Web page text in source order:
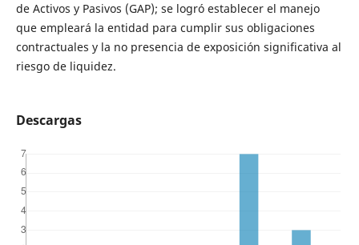
de Activos y Pasivos (GAP); se logró establecer el manejo
que empleará la entidad para cumplir sus obligaciones
contractuales y la no presencia de exposición significativa al
riesgo de liquidez.
Descargas